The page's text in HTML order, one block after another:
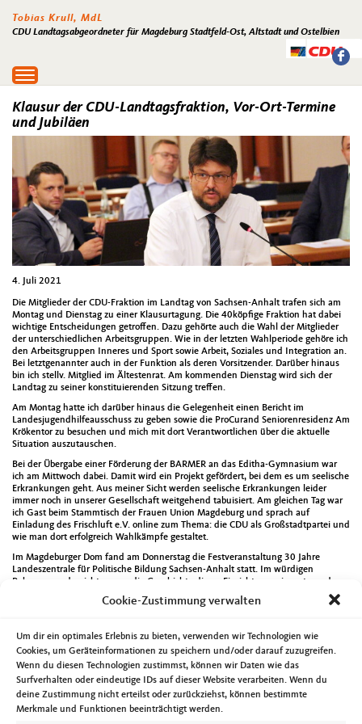
Cookie-Zustimmung verwalten
Um dir ein optimales Erlebnis zu bieten, verwenden wir Technologien wie
Cookies, um Geräteinformationen zu speichern und/oder darauf zuzugreifen.
Wenn du diesen Technologien zustimmst, können wir Daten wie das
Surfverhalten oder eindeutige IDs auf dieser Website verarbeiten. Wenn du
deine Zustimmung nicht erteilst oder zurückziehst, können bestimmte
Merkmale und Funktionen beeinträchtigt werden.
Tobias Krull, MdL
CDU Landtagsabgeordneter für Magdeburg Stadtfeld-Ost, Altstadt und Ostelbien
Toggle
navigation
Klausur der CDU-Landtagsfraktion, Vor-Ort-Termine
und Jubiläen
4. Juli 2021
Die Mitglieder der CDU-Fraktion im Landtag von Sachsen-Anhalt trafen sich am
Montag und Dienstag zu einer Klausurtagung. Die 40köpfige Fraktion hat dabei
wichtige Entscheidungen getroffen. Dazu gehörte auch die Wahl der Mitglieder
der unterschiedlichen Arbeitsgruppen. Wie in der letzten Wahlperiode gehöre ich
den Arbeitsgruppen Inneres und Sport sowie Arbeit, Soziales und Integration an.
Bei letztgenannter auch in der Funktion als deren Vorsitzender. Darüber hinaus
bin ich stellv. Mitglied im Ältestenrat. Am kommenden Dienstag wird sich der
Landtag zu seiner konstituierenden Sitzung treffen.
Am Montag hatte ich darüber hinaus die Gelegenheit einen Bericht im
Landesjugendhilfeausschuss zu geben sowie die ProCurand Seniorenresidenz Am
Krökentor zu besuchen und mich mit dort Verantwortlichen über die aktuelle
Situation auszutauschen.
Bei der Übergabe einer Förderung der BARMER an das Editha-Gymnasium war
ich am Mittwoch dabei. Damit wird ein Projekt gefördert, bei dem es um seelische
Erkrankungen geht. Aus meiner Sicht werden seelische Erkrankungen leider
immer noch in unserer Gesellschaft weitgehend tabuisiert. Am gleichen Tag war
ich Gast beim Stammtisch der Frauen Union Magdeburg und sprach auf
Einladung des Frischluft e.V. online zum Thema: die CDU als Großstadtpartei und
wie man dort erfolgreich Wahlkämpfe gestaltet.
Im Magdeburger Dom fand am Donnerstag die Festveranstaltung 30 Jahre
Landeszentrale für Politische Bildung Sachsen-Anhalt statt. Im würdigen
Rahmen wurde nicht nur an die Geschichte dieser Einrichtung erinnert, sondern
auch deutlich, dass die Vermittlung von politischen und gesellschaftlichen
Bildungsinhalten auch in Zukunft sehr wichtig bleibt. Am gleichen Abend leitete
Ortsverbandes Diesdorf/Lindenweiler. Dabei wurde der Magdeburger
Unternehmer und Sportmanager Ulf Steinforth zum neuen Vorsitzenden gewählt.
Ich freue mich auf die Zusammenarbeit mit allen Gewählten. Die Ortsverbände
leisten eine nicht zu überschätzende Arbeit für die Verankerung der CDU direkt
vor Ort.
Bei der Grundsteinlegung für den neuen Versammlungssaal in Pechau war ich
am Freitag dabei. Ein Projekt mit einer langen Vorlaufzeit und einer hoffentlich